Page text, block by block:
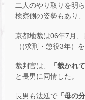
二人のやり取りを明
検察側の姿勢もあり
京都地裁は06年7月
（(求刑・懲役3年）
裁判官は、
「裁かれ
と長男に同情した。
長男も法廷で 「母の